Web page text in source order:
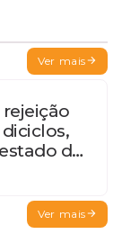
Ver mais
de
Ver mais